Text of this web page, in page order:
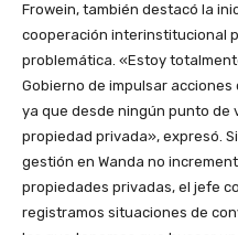
Frowein, también destacó la
cooperación interinstitucional
problemática. «Estoy
Gobierno de impulsar
ya que desde ningún punto de
propiedad privada», expresó.
gestión en Wanda no
propiedades privadas, el jefe
registramos situaciones de